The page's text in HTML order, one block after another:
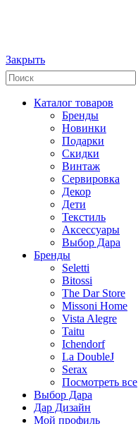
Закрыть
Каталог товаров
Бренды
Новинки
Подарки
Скидки
Винтаж
Сервировка
Декор
Дети
Текстиль
Аксессуары
Выбор Дара
Бренды
Seletti
Bitossi
The Dar Store
Missoni Home
Vista Alegre
Taitu
Ichendorf
La DoubleJ
Serax
Посмотреть все
Выбор Дара
Дар Дизайн
Мой профиль